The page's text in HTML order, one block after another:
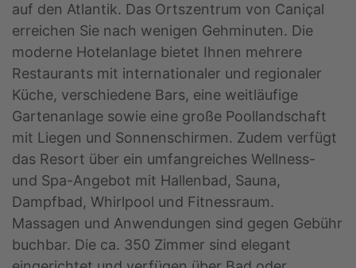
auf den Atlantik. Das Ortszentrum von Caniçal
erreichen Sie nach wenigen Gehminuten. Die
moderne Hotelanlage bietet Ihnen mehrere
Restaurants mit internationaler und regionaler
Küche, verschiedene Bars, eine weitläufige
Gartenanlage sowie eine große Poollandschaft
mit Liegen und Sonnenschirmen. Zudem verfügt
das Resort über ein umfangreiches Wellness-
und Spa-Angebot mit Hallenbad, Sauna,
Dampfbad, Whirlpool und Fitnessraum.
Massagen und Anwendungen sind gegen Gebühr
buchbar. Die ca. 350 Zimmer sind elegant